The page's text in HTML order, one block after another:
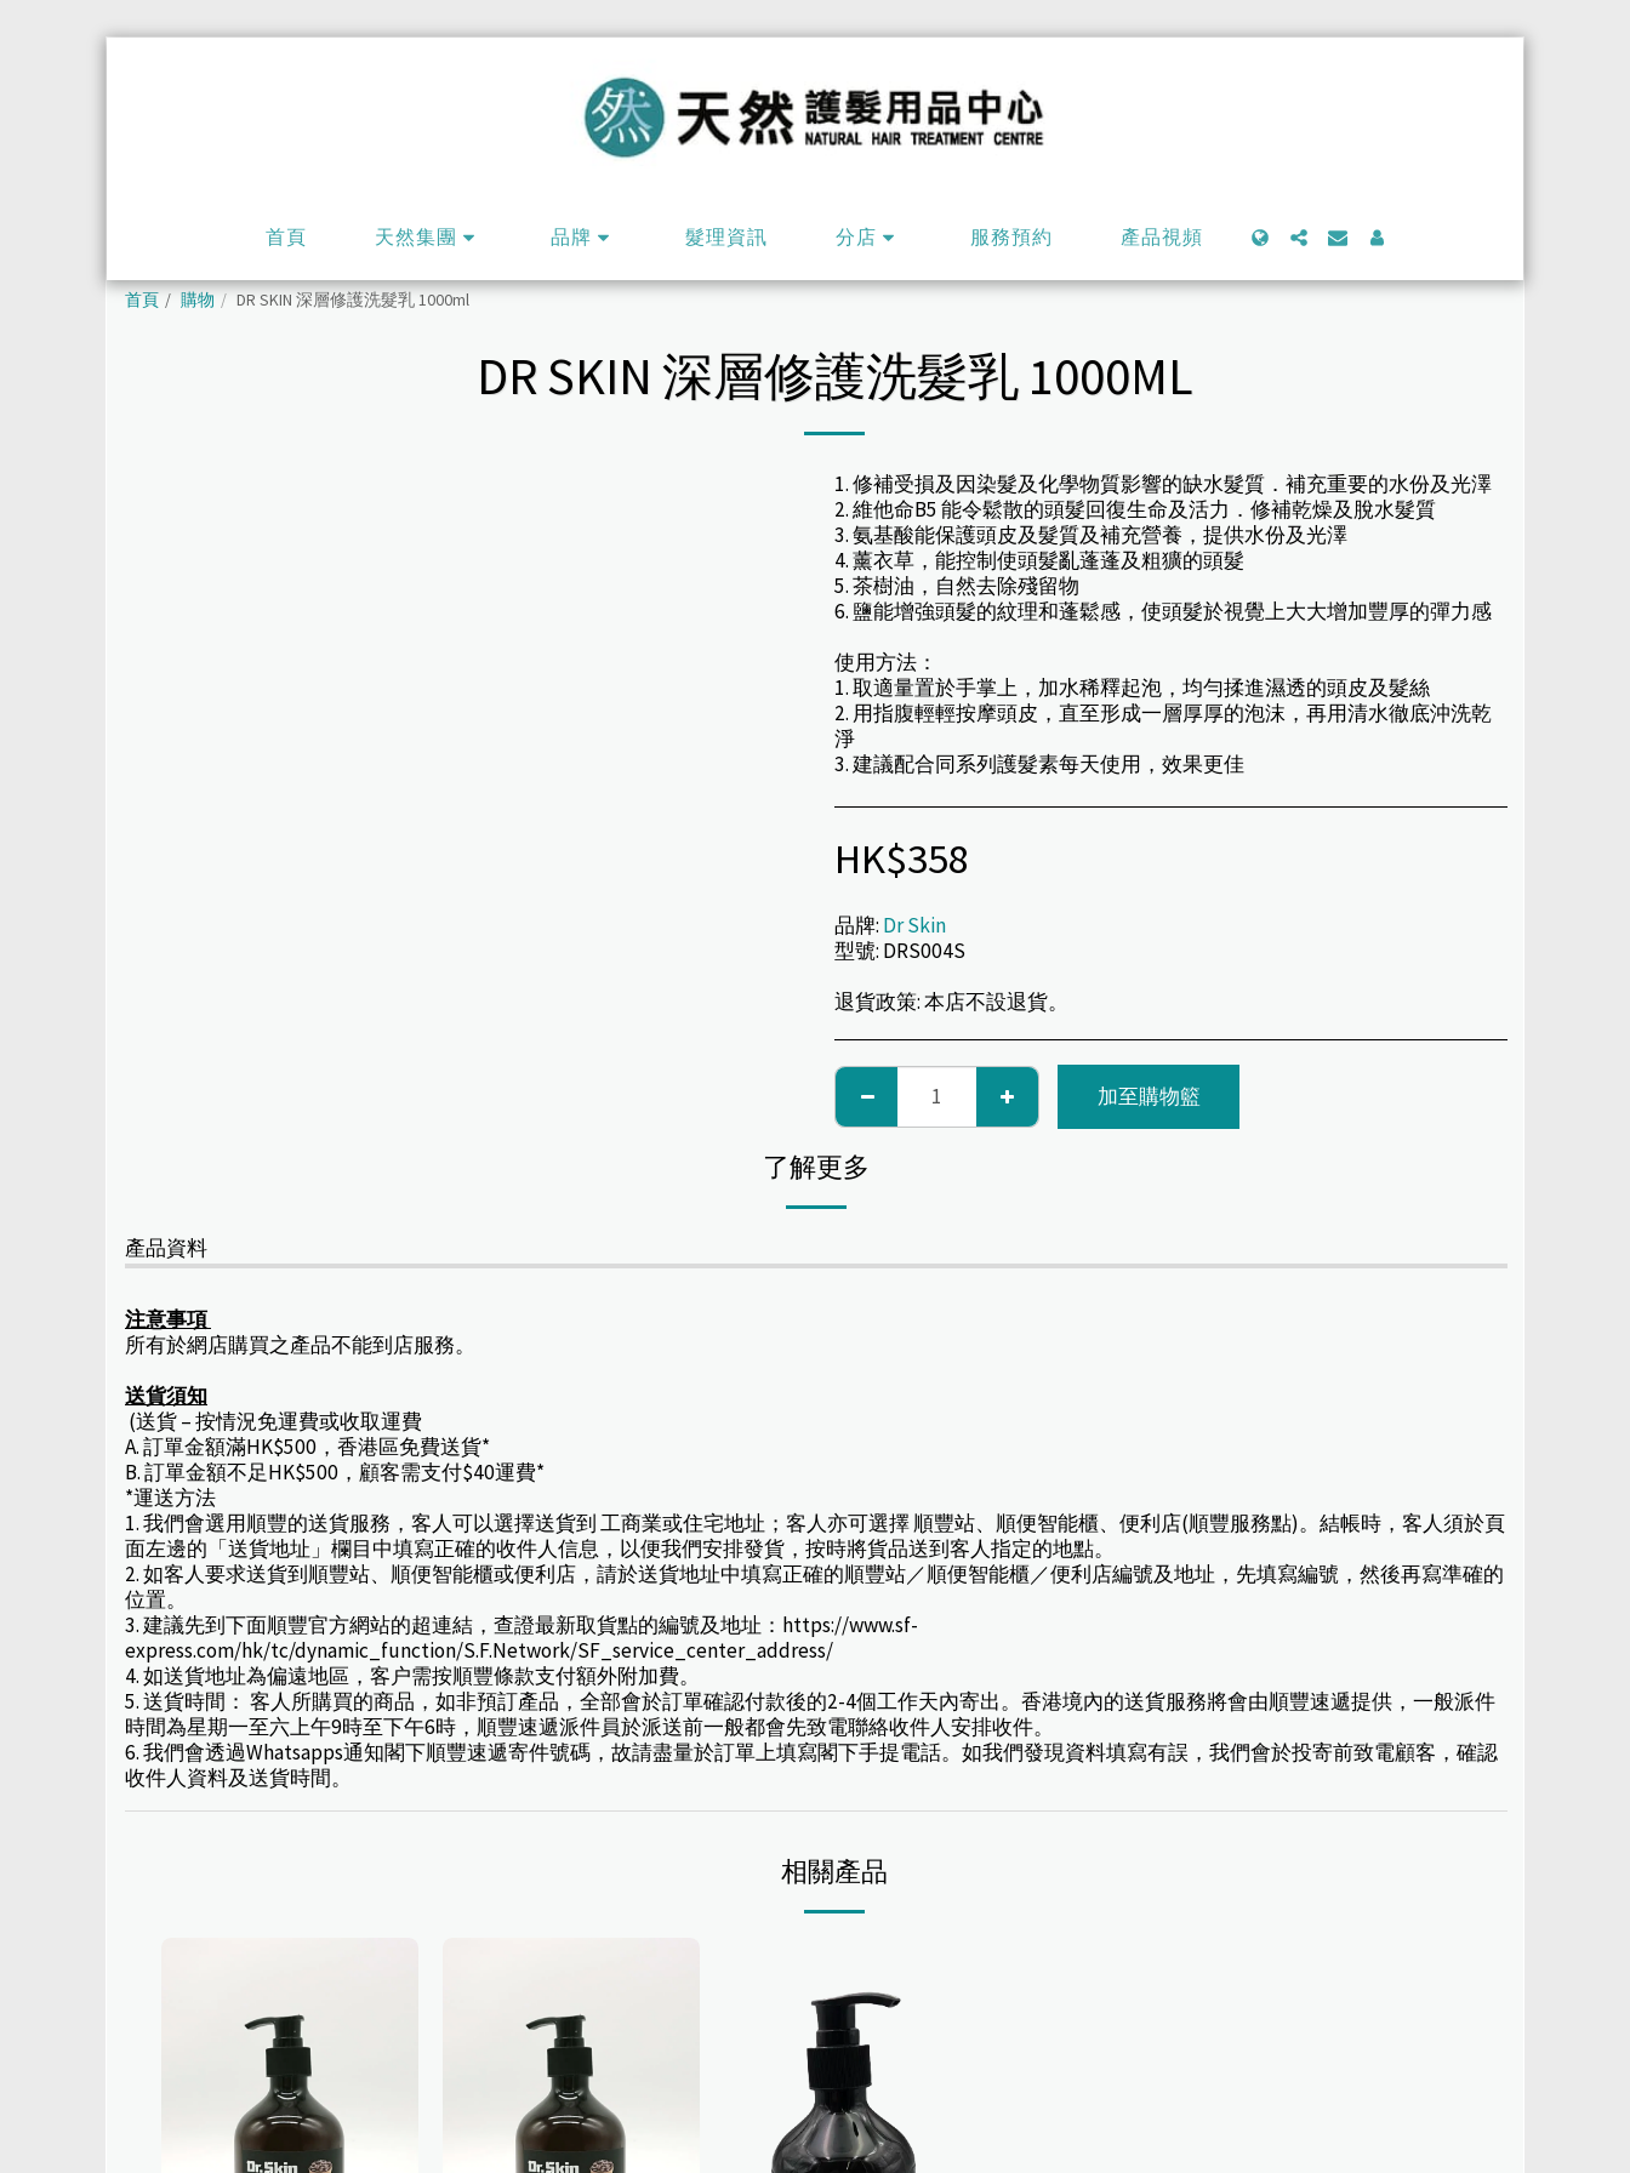
首頁 天然集團 品牌 髮理資訊 分店 服務預約 產品視頻
首頁 購物 DR SKIN 深層修護洗髮乳 1000ml
DR SKIN 深層修護洗髮乳 1000ML
1. 修補受損及因染髮及化學物質影響的缺水髮質．補充重要的水份及光澤
2. 維他命B5 能令鬆散的頭髮回復生命及活力．修補乾燥及脫水髮質
3. 氨基酸能保護頭皮及髮質及補充營養，提供水份及光澤
4. 薰衣草，能控制使頭髮亂蓬蓬及粗獷的頭髮
5. 茶樹油，自然去除殘留物
6. 鹽能增強頭髮的紋理和蓬鬆感，使頭髮於視覺上大大增加豐厚的彈力感
使用方法：
1. 取適量置於手掌上，加水稀釋起泡，均勻揉進濕透的頭皮及髮絲
2. 用指腹輕輕按摩頭皮，直至形成一層厚厚的泡沫，再用清水徹底沖洗乾
淨
3. 建議配合同系列護髮素每天使用，效果更佳
HK$358
品牌: Dr Skin
型號: DRS004S
退貨政策:本店不設退貨。
加至購物籃
了解更多
產品資料
注意事項
所有於網店購買之產品不能到店服務。
送貨須知
(送貨 – 按情況免運費或收取運費
A. 訂單金額滿HK$500，香港區免費送貨*
B. 訂單金額不足HK$500，顧客需支付$40運費*
*運送方法
1. 我們會選用順豐的送貨服務，客人可以選擇送貨到 工商業或住宅地址；客人亦可選擇 順豐站、順便智能櫃、便利店(順豐服務點)。結帳時，客人須於頁
面左邊的「送貨地址」欄目中填寫正確的收件人信息，以便我們安排發貨，按時將貨品送到客人指定的地點。
2. 如客人要求送貨到順豐站、順便智能櫃或便利店，請於送貨地址中填寫正確的順豐站／順便智能櫃／便利店編號及地址，先填寫編號，然後再寫準確的
位置。
3. 建議先到下面順豐官方網站的超連結，查證最新取貨點的編號及地址：https://www.sf-
express.com/hk/tc/dynamic_function/S.F.Network/SF_service_center_address/
4. 如送貨地址為偏遠地區，客户需按順豐條款支付額外附加費。
5. 送貨時間： 客人所購買的商品，如非預訂產品，全部會於訂單確認付款後的2-4個工作天內寄出。香港境內的送貨服務將會由順豐速遞提供，一般派件
時間為星期一至六上午9時至下午6時，順豐速遞派件員於派送前一般都會先致電聯絡收件人安排收件。
6. 我們會透過Whatsapps通知閣下順豐速遞寄件號碼，故請盡量於訂單上填寫閣下手提電話。如我們發現資料填寫有誤，我們會於投寄前致電顧客，確認
收件人資料及送貨時間。
相關產品